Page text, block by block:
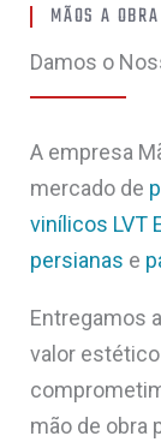
MÃOS A OBRA
Damos o
A empresa
mercado de
vinílicos LVT
persianas e
Entregamos
valor
mão de obra